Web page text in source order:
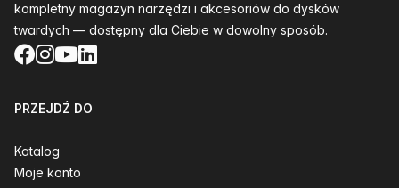
kompletny magazyn narzędzi i akcesoriów do dysków
twardych — dostępny dla Ciebie w dowolny sposób.
Facebook
Instagram
YouTube
LinkedIn
PRZEJDŹ DO
Katalog
Moje konto